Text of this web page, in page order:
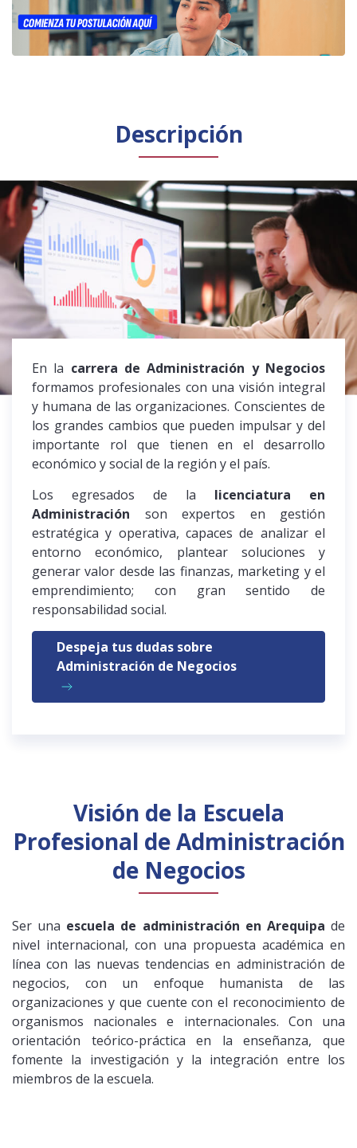
Público general
Licenciamiento Biblioteca
Noticias
Español
Descripción
En la carrera de Administración y Negocios
formamos profesionales con una visión integral
y humana de las organizaciones. Conscientes de
los grandes cambios que pueden impulsar y del
importante rol que tienen en el desarrollo
económico y social de la región y el país.
Los egresados de la licenciatura en
Administración son expertos en gestión
estratégica y operativa, capaces de analizar el
entorno económico, plantear soluciones y
generar valor desde las finanzas, marketing y el
emprendimiento; con gran sentido de
responsabilidad social.
Despeja tus dudas sobre
Administración de Negocios
Visión de la Escuela
Profesional de Administración
de Negocios
Ser una escuela de administración en Arequipa de
nivel internacional, con una propuesta académica en
línea con las nuevas tendencias en administración de
negocios, con un enfoque humanista de las
organizaciones y que cuente con el reconocimiento de
organismos nacionales e internacionales. Con una
orientación teórico-práctica en la enseñanza, que
fomente la investigación y la integración entre los
miembros de la escuela.